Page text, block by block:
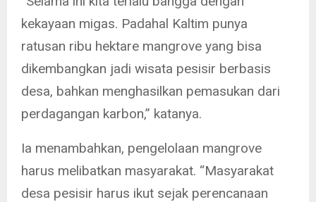
kekayaan migas. Padahal Kaltim punya
ratusan ribu hektare mangrove yang bisa
dikembangkan jadi wisata pesisir berbasis
desa, bahkan menghasilkan pemasukan dari
perdagangan karbon,” katanya.
Ia menambahkan, pengelolaan mangrove
harus melibatkan masyarakat. “Masyarakat
desa pesisir harus ikut sejak perencanaan